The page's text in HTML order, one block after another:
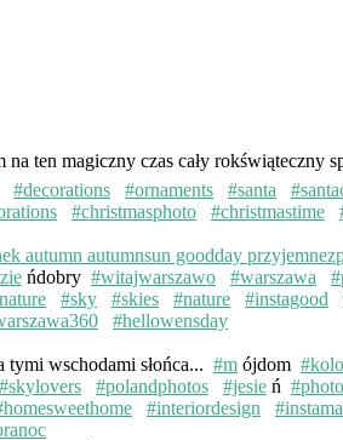
na ten magiczny czas cały rokświąteczny
#decorations #ornaments #santa
#christmasphoto #christmastime
ńdobry #witajwarszawo #warszawa
#sky #skies #nature #instagood
#hellowensday
tymi wschodami słońca... #m ójdom
#skylovers #polandphotos #jesie ń
#interiordesign